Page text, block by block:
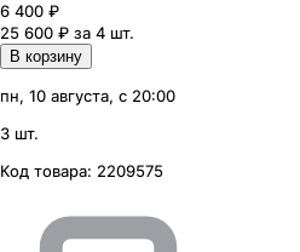
6 400 ₽
25 600 ₽ за 4 шт.
В корзину
пн, 10 августа, с 20:00
3 шт.
Код товара: 2209575